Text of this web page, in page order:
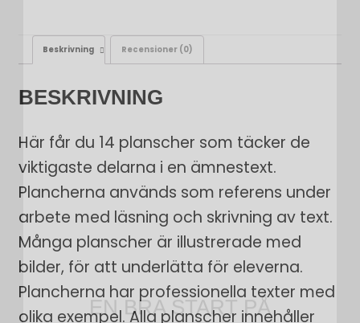
Beskrivning Recensioner (0)
BESKRIVNING
Här får du 14 planscher som täcker de
viktigaste delarna i en ämnestext.
Plancherna används som referens under
arbete med läsning och skrivning av text.
Många planscher är illustrerade med
bilder, för att underlätta för eleverna.
Plancherna har professionella texter med
olika exempel. Alla planscher innehåller
EN BRA START PÅ
LÄSÅRET ✏️